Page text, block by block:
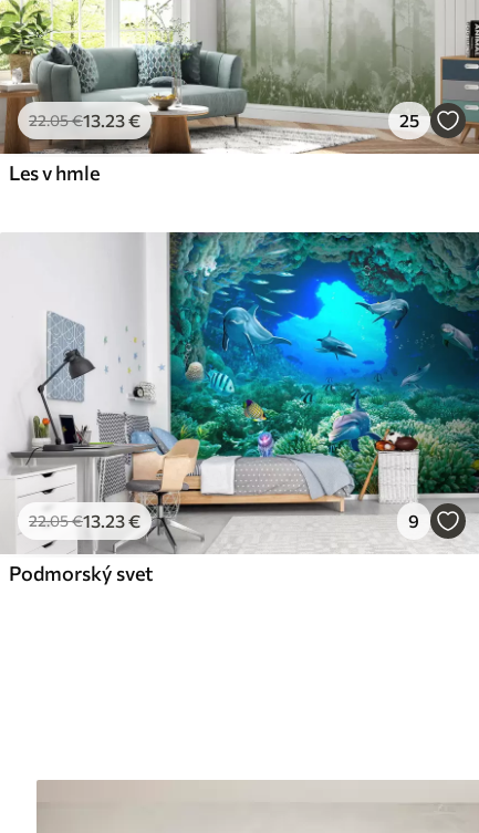
22.05€13 .23€ 25
Les v hmle
22.05€13.23€ 9
Podmorský svet